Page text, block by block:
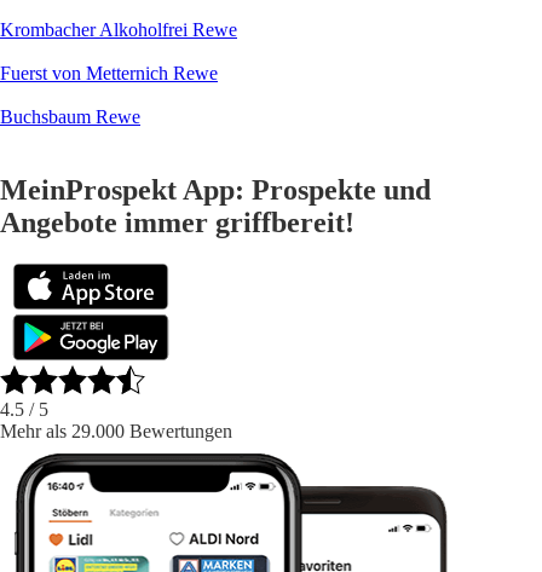
Krombacher Alkoholfrei Rewe
Fuerst von Metternich Rewe
Buchsbaum Rewe
MeinProspekt App: Prospekte und
Angebote immer griffbereit!
4.5 / 5
Mehr als 29.000 Bewertungen